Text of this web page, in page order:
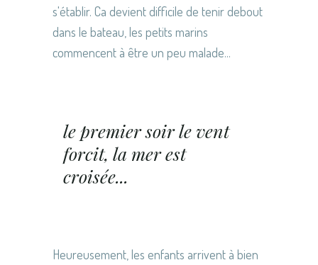
s'établir. Ca devient difficile de tenir debout
dans le bateau, les petits marins
commencent à être un peu malade...
le premier soir le vent
forcit, la mer est
croisée...
Heureusement, les enfants arrivent à bien